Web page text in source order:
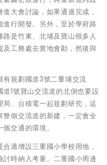
大會討論，如果通過完成，
行開發。另外，至於學府路
是竹東、北埔及寶山很多人
工務處去實地會勘，然後與
有規劃國道3號二重埔交流
1號寶山交流道的北側也要設
、台積電一起規劃研究，這
個交流道的新建，一定會全
交通的環境。
適增設三重國小學校用地，
時納入考量。二重國小周邊